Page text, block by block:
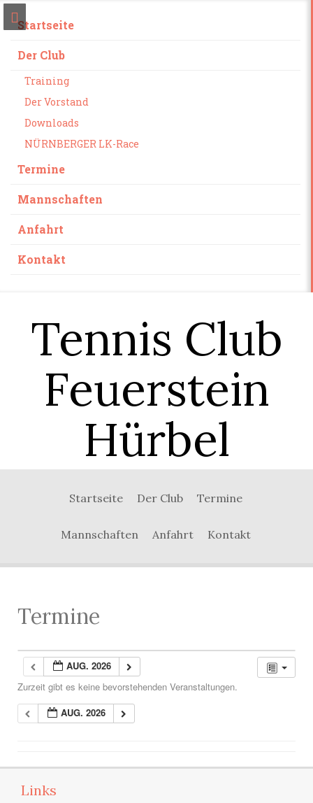
Startseite
Der Club
Training
Der Vorstand
Downloads
NÜRNBERGER LK-Race
Termine
Mannschaften
Anfahrt
Kontakt
Tennis Club
Feuerstein
Hürbel
Startseite Der Club Termine
Mannschaften Anfahrt Kontakt
Termine
AUG. 2026
Zurzeit gibt es keine bevorstehenden Veranstaltungen.
AUG. 2026
Links